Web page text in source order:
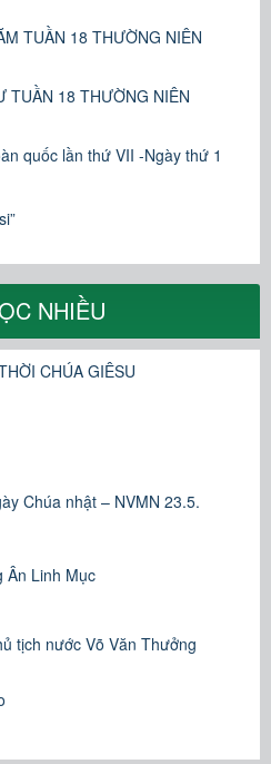
TUẦN 18 THƯỜNG NIÊN
TUẦN 18 THƯỜNG NIÊN
quốc lần thứ VII -Ngày thứ 1
NHIỀU
CHÚA GIÊSU
Chúa nhật – NVMN 23.5.
Ân Linh Mục
tịch nước Võ Văn Thưởng